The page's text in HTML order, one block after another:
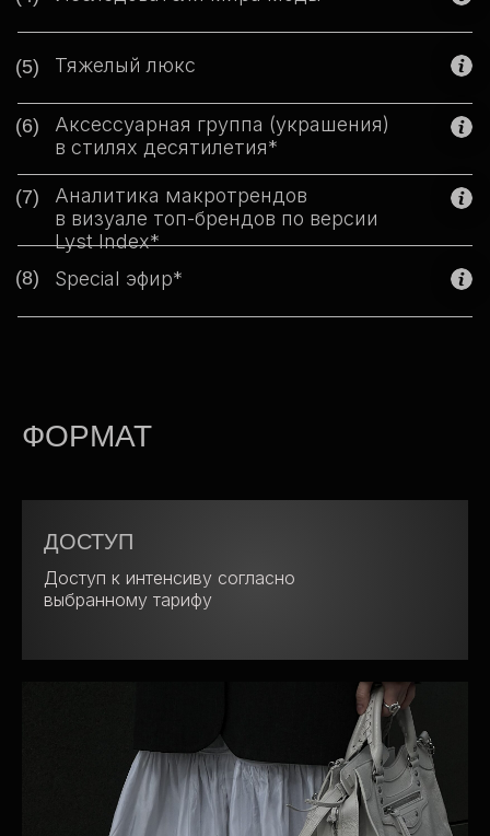
(5) Тяжелый люкс
(6)
Аксессуарная группа (украшения)
в стилях десятилетия*
(7)
Аналитика макротрендов
в визуале топ-брендов по версии
Lyst Index*
(8) Special эфир*
ФОРМАТ
ДОСТУП
Доступ к интенсиву согласно
выбранному тарифу
РЕЗУЛЬТАТЫ
Новые инструменты в аналитике макро-
и микротрендов, а также в работе